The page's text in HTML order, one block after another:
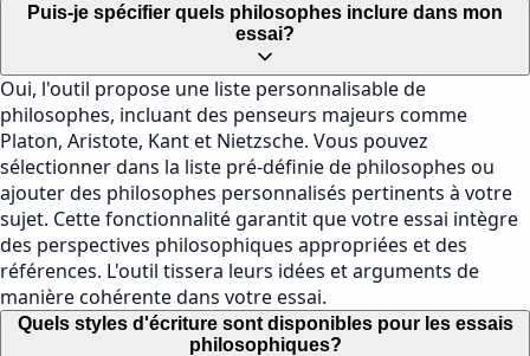
Puis-je spécifier quels philosophes inclure dans mon
essai?
Oui, l'outil propose une liste personnalisable de
philosophes, incluant des penseurs majeurs comme
Platon, Aristote, Kant et Nietzsche. Vous pouvez
sélectionner dans la liste pré-définie de philosophes ou
ajouter des philosophes personnalisés pertinents à votre
sujet. Cette fonctionnalité garantit que votre essai intègre
des perspectives philosophiques appropriées et des
références. L'outil tissera leurs idées et arguments de
manière cohérente dans votre essai.
Quels styles d'écriture sont disponibles pour les essais
philosophiques?